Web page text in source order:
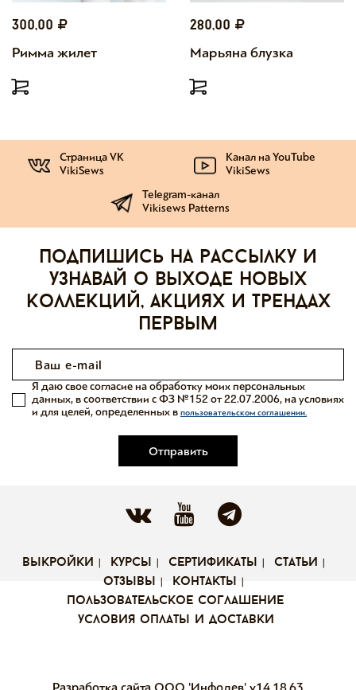
300,00
Римма жилет
280,00
Марьяна блузка
Страница VK
VikiSews
Канал на YouTube
VikiSews
Telegram-канал
Vikisews Patterns
Подпишись на рассылку и
узнавай о выходе новых
коллекций, акциях и трендах
первым
Отправить
Я даю свое согласие на обработку моих персональных
данных, в соответствии с ФЗ №152 от 22.07.2006, на условиях
и для целей, определенных в пользовательском соглашении.
выкройки курсы сертификаты
статьи
отзывы
контакты
пользовательское соглашение
условия оплаты и доставки